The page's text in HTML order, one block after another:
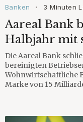
Banken • 3 Minuten
Aareal Bank
Halbjahr mit
Die Aareal Bank
bereinigten
Wohnwirtschaftliche
Marke von 15